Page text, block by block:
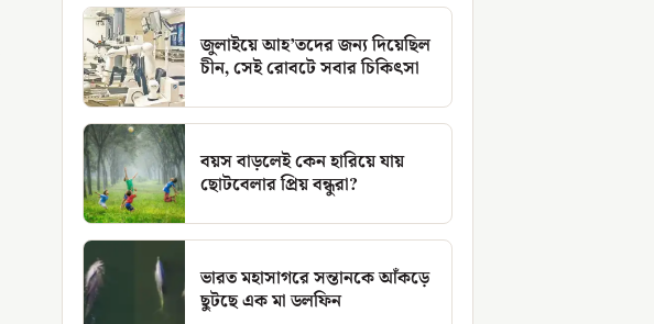
জুলাইয়ে আহ’তদের জন্য দিয়েছিল
চীন, সেই রোবটে সবার চিকিৎসা
বয়স বাড়লেই কেন হারিয়ে যায়
ছোটবেলার প্রিয় বন্ধুরা?
ভারত মহাসাগরে সন্তানকে আঁকড়ে
ছুটছে এক মা ডলফিন